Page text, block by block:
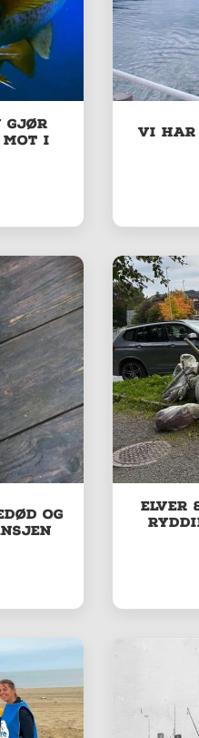
gjør
i Vi
og Elver